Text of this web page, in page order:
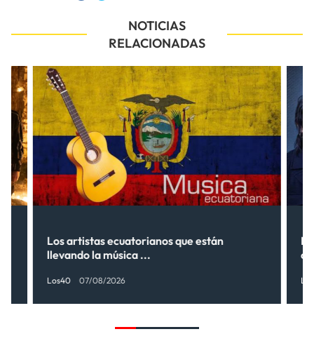
NOTICIAS
RELACIONADAS
Los artistas ecuatorianos que están
llevando la música ...
Los40 07/08/2026